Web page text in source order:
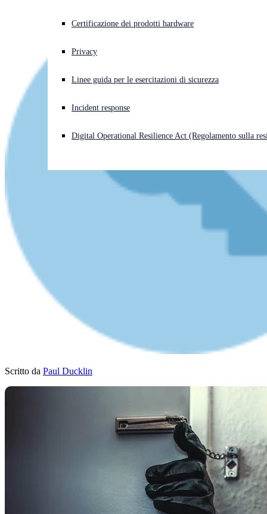
Cyberattacco in corso? Ottieni assistenza immediata
Open search
Italiano Open language switcher
Certificazione dei prodotti hardware
Privacy
Linee guida per le esercitazioni di sicurezza
Incident response
Digital Operational Resilience Act (Regolamento sulla
Scritto da Paul Ducklin